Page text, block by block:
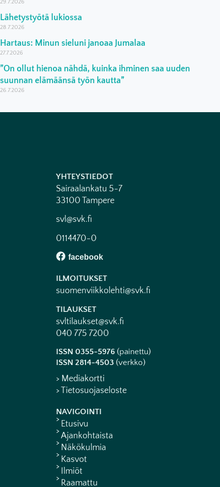
29.7.2026
Lähetystyötä lukiossa
28.7.2026
Hartaus: Minun sieluni janoaa Jumalaa
27.7.2026
”On ollut hienoa nähdä, kuinka ihminen saa uuden
suunnan elämäänsä työn kautta”
26.7.2026
YHTEYSTIEDOT
Sairaalankatu 5-7
33100 Tampere
svl@svk.fi
0114470-0
ILMOITUKSET
suomenviikkolehti@svk.fi
TILAUKSET
svltilaukset@svk.fi
040 775 7200
ISSN 0355-5976 (painettu)
ISSN 2814-4503 (verkko)
> Mediakortti
> Tietosuojaseloste
NAVIGOINTI
Etusivu
Ajankohtaista
Näkökulmia
Kasvot
Ilmiöt
Raamattu